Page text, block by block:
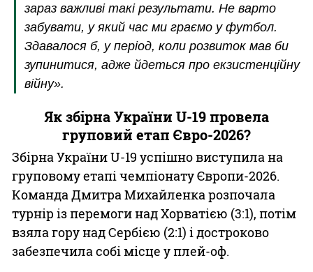
зараз важливі такі результати. Не варто
забувати, у який час ми граємо у футбол.
Здавалося б, у період, коли розвиток мав би
зупинитися, адже йдеться про екзистенційну
війну».
Як збірна України U-19 провела
груповий етап Євро-2026?
Збірна України U-19 успішно виступила на
груповому етапі чемпіонату Європи-2026.
Команда Дмитра Михайленка розпочала
турнір із перемоги над Хорватією (3:1), потім
взяла гору над Сербією (2:1) і достроково
забезпечила собі місце у плей-оф.